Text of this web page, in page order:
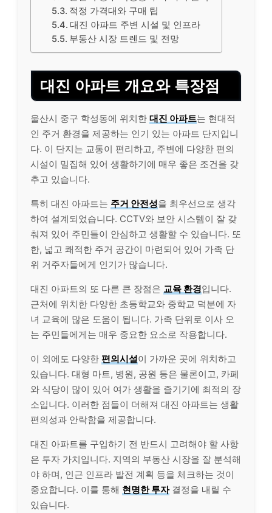
적정 가격대와 구매 팁
대진 아파트 주변 시설 및 인프라
부동산 시장 트렌드 및 전망
대진 아파트 개요와 특장점
울산시 중구 학성동에 위치한 대진 아파트는 현대적
인 주거 환경을 제공하는 인기 있는 아파트 단지입니
다. 이 단지는 교통이 편리하고, 주변에 다양한 편의
시설이 밀집해 있어 생활하기에 매우 좋은 조건을 갖
추고 있습니다.
특히 대진 아파트는 주거 안전성을 최우선으로 생각
하여 설계되었습니다. CCTV와 보안 시스템이 잘 갖
춰져 있어 주민들이 안심하고 생활할 수 있습니다. 또
한, 넓고 쾌적한 주거 공간이 마련되어 있어 가족 단
위 거주자들에게 인기가 많습니다.
대진 아파트의 또 다른 큰 장점은 교육 환경입니다.
근처에 위치한 다양한 초등학교와 중학교 덕분에 자
녀 교육에 많은 도움이 됩니다. 가족 단위로 이사 오
는 주민들에게는 매우 중요한 요소로 작용합니다.
이 외에도 다양한 편의시설이 가까운 곳에 위치하고
있습니다. 대형 마트, 병원, 공원 등은 물론이고, 카페
와 식당이 많이 있어 여가 생활을 즐기기에 최적의 장
소입니다. 이러한 점들이 더해져 대진 아파트는 생활
편의성과 안락함을 제공합니다.
대진 아파트를 구입하기 전 반드시 고려해야 할 사항
은 투자 가치입니다. 지역의 부동산 시장을 잘 분석해
야 하며, 인근 인프라 발전 계획 등을 체크하는 것이
중요합니다. 이를 통해 현명한 투자결정을 내릴 수
있습니다.